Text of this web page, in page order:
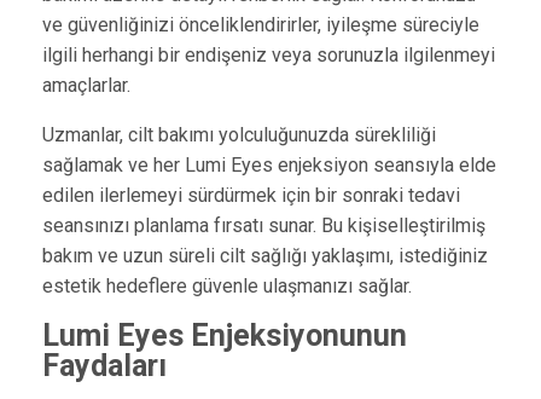
ve güvenliğinizi önceliklendirirler, iyileşme süreciyle
ilgili herhangi bir endişeniz veya sorunuzla ilgilenmeyi
amaçlarlar.
Uzmanlar, cilt bakımı yolculuğunuzda sürekliliği
sağlamak ve her Lumi Eyes enjeksiyon seansıyla elde
edilen ilerlemeyi sürdürmek için bir sonraki tedavi
seansınızı planlama fırsatı sunar. Bu kişiselleştirilmiş
bakım ve uzun süreli cilt sağlığı yaklaşımı, istediğiniz
estetik hedeflere güvenle ulaşmanızı sağlar.
Lumi Eyes Enjeksiyonunun
Faydaları